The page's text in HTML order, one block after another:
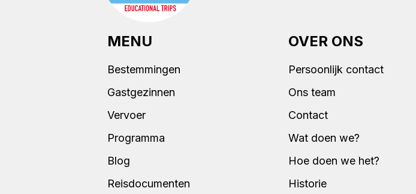
MENU
Bestemmingen
Gastgezinnen
Vervoer
Programma
Blog
Reisdocumenten
OVER ONS
Persoonlijk contact
Ons team
Contact
Wat doen we?
Hoe doen we het?
Historie